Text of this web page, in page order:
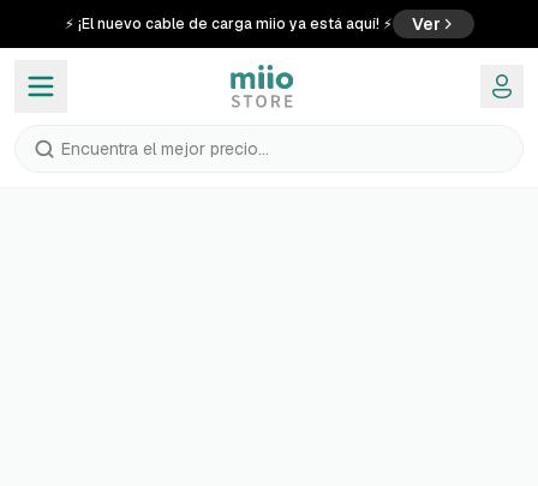
⚡ ¡El nuevo cable de carga miio ya está aquí! ⚡ Ver
Encuentra el mejor precio...